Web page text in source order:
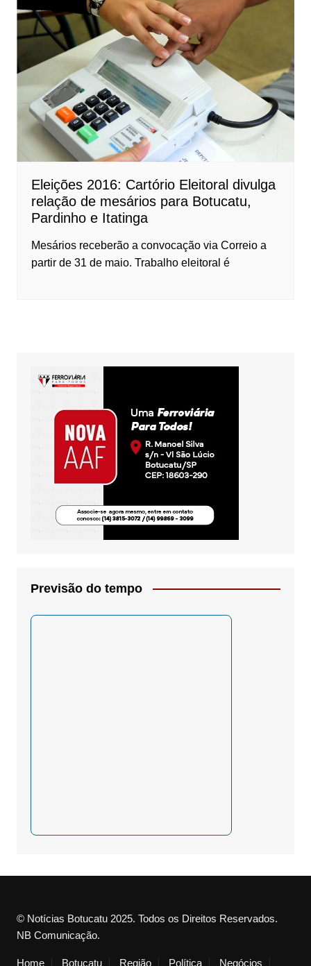
Eleições 2016: Cartório Eleitoral divulga
relação de mesários para Botucatu,
Pardinho e Itatinga
Mesários receberão a convocação via Correio a
partir de 31 de maio. Trabalho eleitoral é
Previsão do tempo
© Notícias Botucatu 2025. Todos os Direitos Reservados.
NB Comunicação.
Home Botucatu Região Política Negócios